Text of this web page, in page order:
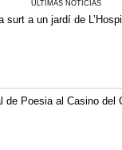
ÚLTIMAS NOTICIAS
surt a un jardí de
de Poesia al Casino del